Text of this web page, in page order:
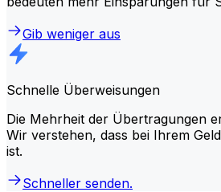
Gib weniger aus
Schnelle Überweisungen
Die Mehrheit der Übertragungen
Wir verstehen, dass bei Ihrem
ist.
Schneller senden.